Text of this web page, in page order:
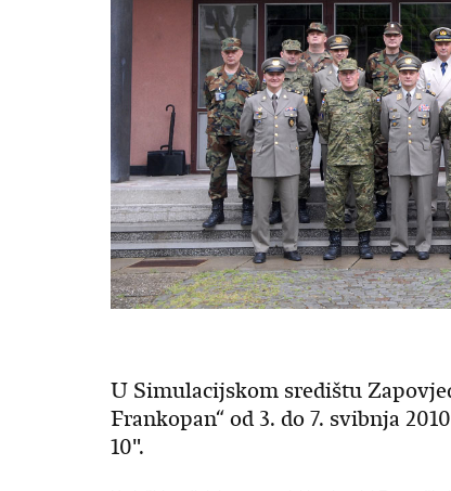
U Simulacijskom središtu
Frankopan“ od 3. do 7. svibnja
10".